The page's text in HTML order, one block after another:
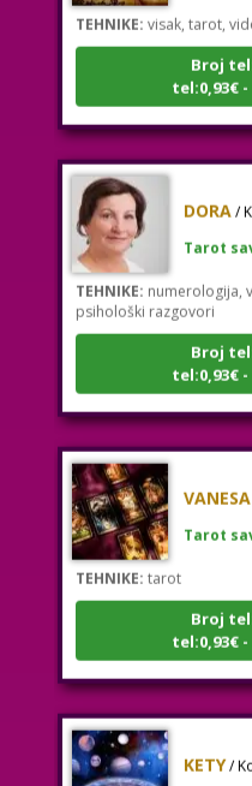
Broj
tel:0,93€
TEHNIKE:numerologija,
psihološki razgovori
Broj
tel:0,93€
TEHNIKE:tarot
Broj
tel:0,93€